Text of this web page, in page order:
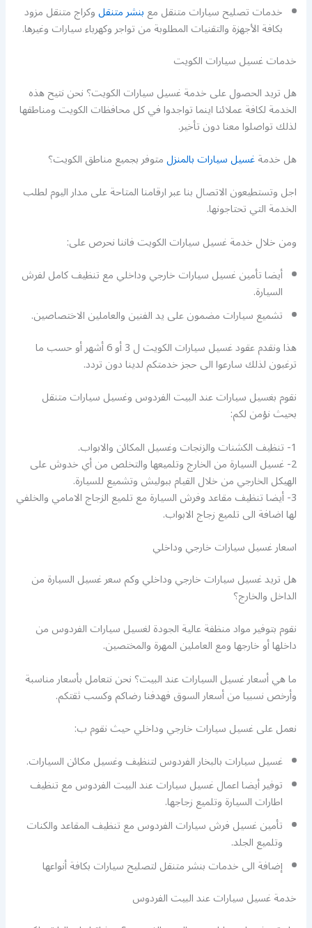
خدمات تصليح سيارات متنقل معبنشر متنقلوكراج متنقل مزود
بكافة الأجهزة والتقنيات المطلوبة من تواجر وكهرباء سيارات وغيرها.
خدمات غسيل سيارات الكويت
هل تريد الحصول على خدمة غسيل سيارات الكويت؟ نحن نتيح هذه
الخدمة لكافة عملائنا اينما تواجدوا في كل محافظات الكويت ومناطقها
لذلك تواصلوا معنا دون تأخير.
هل خدمةغسيل سيارات بالمنزلمتوفر بجميع مناطق الكويت؟
اجل وتستطيعون الاتصال بنا عبر ارقامنا المتاحة على مدار اليوم لطلب
الخدمة التي تحتاجونها.
ومن خلال خدمة غسيل سيارات الكويت فاننا نحرص على:
أيضا تأمين غسيل سيارات خارجي وداخلي مع تنظيف كامل لفرش
السيارة.
تشميع سيارات مضمون على يد الفنين والعاملين الاختصاصين.
هذا ونقدم عقود غسيل سيارات الكويت ل 3 أو 6 أشهر أو حسب ما
ترغبون لذلك سارعوا الى حجز خدمتكم لدينا دون تردد.
نقوم بغسيل سيارات عند البيت الفردوس وغسيل سيارات متنقل
بحيث نؤمن لكم:
1- تنظيف الكشنات والزنجات وغسيل المكائن والابواب.
2- غسيل السيارة من الخارج وتلميعها والتخلص من أي خدوش على
الهيكل الخارجي من خلال القيام ببوليش وتشميع للسيارة.
3- أيضا تنظيف مقاعد وفرش السيارة مع تلميع الزجاج الامامي والخلفي
لها اضافة الى تلميع زجاج الابواب.
اسعار غسيل سيارات خارجي وداخلي
هل تريد غسيل سيارات خارجي وداخلي وكم سعر غسيل السيارة من
الداخل والخارج؟
نقوم بتوفير مواد منظفة عالية الجودة لغسيل سيارات الفردوس من
داخلها أو خارجها ومع العاملين المهرة والمختصين.
ما هي أسعار غسيل السيارات عند البيت؟ نحن نتعامل بأسعار مناسبة
وأرخص نسبيا من أسعار السوق فهدفنا رضاكم وكسب ثقتكم.
نعمل على غسيل سيارات خارجي وداخلي حيث نقوم ب:
غسيل سيارات بالبخار الفردوس لتنظيف وغسيل مكائن السيارات.
توفير أيضا اعمال غسيل سيارات عند البيت الفردوس مع تنظيف
اطارات السيارة وتلميع زجاجها.
تأمين غسيل فرش سيارات الفردوس مع تنظيف المقاعد والكنات
وتلميع الجلد.
إضافة الى خدمات بنشر متنقل لتصليح سيارات بكافة أنواعها
خدمة غسيل سيارات عند البيت الفردوس